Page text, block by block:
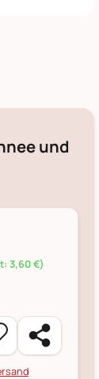
und
3,60 €)